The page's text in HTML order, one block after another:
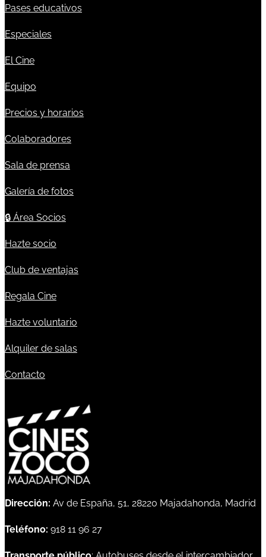
Pases educativos
Especiales
El Cine
Equipo
Precios y horarios
Colaboradores
Sala de prensa
Galería de fotos
🔒 Área Socios
Hazte socio
Club de ventajas
Regala Cine
Hazte voluntario
Alquiler de salas
Contacto
Dirección: Av de España, 51, 28220 Majadahonda, Madrid
Teléfono: 918 11 96 27